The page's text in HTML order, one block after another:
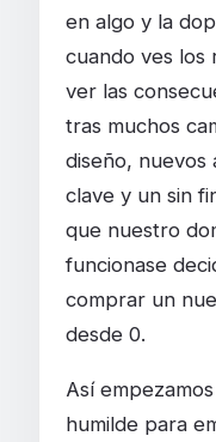
en algo y la
cuando ves los
ver las
tras muchos
diseño, nuevos
clave y un sin
que nuestro
funcionase
comprar un
desde 0.
Así
humilde para